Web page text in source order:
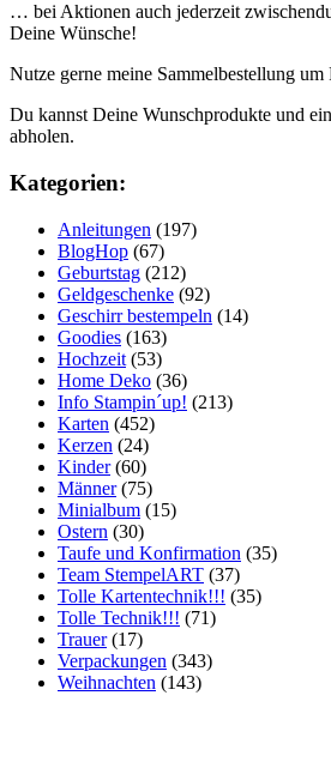
… bei Aktionen auch jederzeit
Deine Wünsche!
Nutze gerne meine Sammelbestellung um
Du kannst Deine Wunschprodukte und
abholen.
Kategorien:
Anleitungen (197)
BlogHop (67)
Geburtstag (212)
Geldgeschenke (92)
Geschirr bestempeln (14)
Goodies (163)
Hochzeit (53)
Home Deko (36)
Info Stampin´up! (213)
Karten (452)
Kerzen (24)
Kinder(60)
Männer(75)
Minialbum (15)
Ostern (30)
Taufe und Konfirmation (35)
Team StempelART (37)
Tolle Kartentechnik!!! (35)
Tolle Technik!!! (71)
Trauer(17)
Verpackungen (343)
Weihnachten (143)